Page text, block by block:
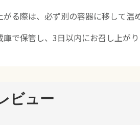
る際は、必ず別の容器に移して温
で保管し、3日以内にお召し上がり
ビュー